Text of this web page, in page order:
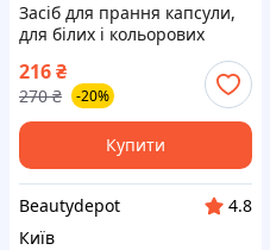
Засіб для прання капсули,
для білих і кольорових
речей Dixan Disc Classico
4в1, 13 капсул, 058158
216₴
270 ₴ -20%
Купити
Beautydepot
4.8
Київ